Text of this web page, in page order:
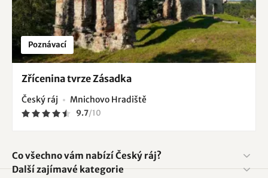
Poznávací
Zřícenina tvrze Zásadka
Český ráj Mnichovo Hradiště
9.7/10
Co všechno vám nabízí Český ráj?
Další zajímavé kategorie